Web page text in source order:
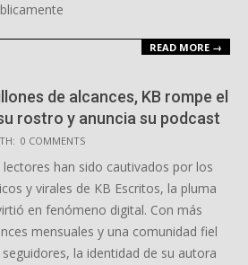
READ MORE →
de alcances, KB rompe el
rostro y anuncia su podcast
0 COMMENTS
han sido cautivados por los
y virales de KB Escritos, la pluma
en fenómeno digital. Con más
mensuales y una comunidad fiel
la identidad de su autora